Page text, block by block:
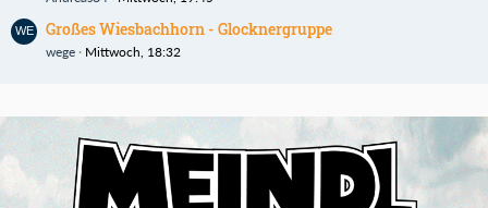
Großes Wiesbachhorn - Glocknergruppe
wege Mittwoch, 18:32